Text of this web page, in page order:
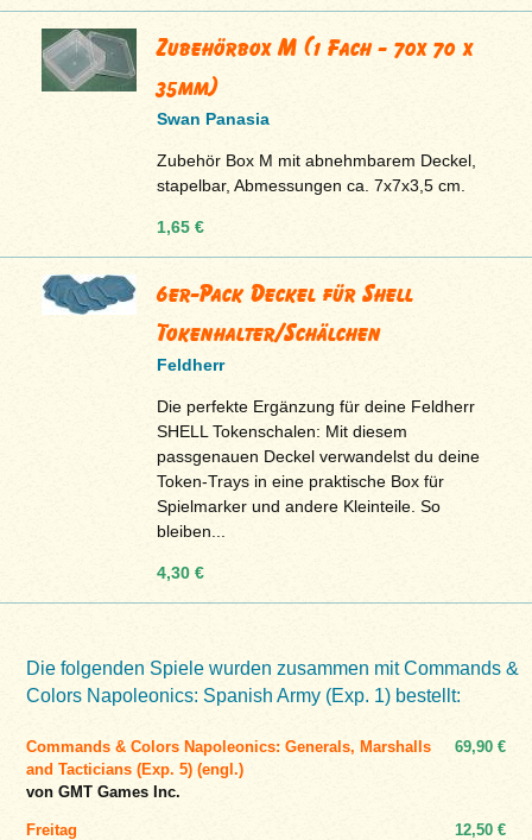
Zubehörbox M (1 Fach - 70x 70 x
35mm)
Swan Panasia
Zubehör Box M mit abnehmbarem Deckel,
stapelbar, Abmessungen ca. 7x7x3,5 cm.
1,65 €
6er-Pack Deckel für Shell
Tokenhalter/Schälchen
Feldherr
Die perfekte Ergänzung für deine Feldherr
SHELL Tokenschalen: Mit diesem
passgenauen Deckel verwandelst du deine
Token-Trays in eine praktische Box für
Spielmarker und andere Kleinteile. So
bleiben...
4,30 €
Die folgenden Spiele wurden zusammen mit Commands &
Colors Napoleonics: Spanish Army (Exp. 1) bestellt:
Commands & Colors Napoleonics: Generals, Marshalls
and Tacticians (Exp. 5) (engl.)
von GMT Games Inc.
69,90 €
Freitag
12,50 €